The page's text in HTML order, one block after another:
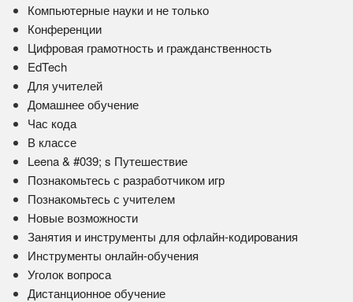
Компьютерные науки и не только
Конференции
Цифровая грамотность и гражданственность
EdTech
Для учителей
Домашнее обучение
Час кода
В классе
Leena & #039; s Путешествие
Познакомьтесь с разработчиком игр
Познакомьтесь с учителем
Новые возможности
Занятия и инструменты для офлайн-кодирования
Инструменты онлайн-обучения
Уголок вопроса
Дистанционное обучение